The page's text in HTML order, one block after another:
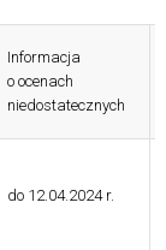
Informacja
o ocenach
niedostatecznych
do 12.04.2024 r.